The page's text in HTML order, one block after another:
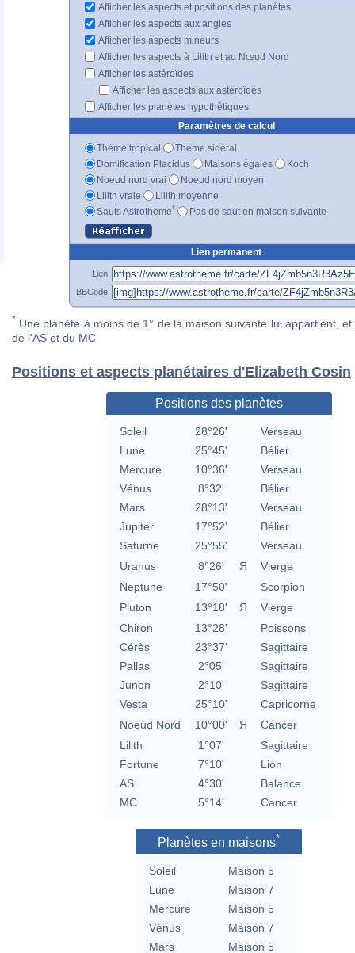
Afficher les aspects et positions des planètes
Afficher les aspects aux angles
Afficher les aspects mineurs
Afficher les aspects à Lilith et au Nœud Nord
Afficher les astéroïdes
Afficher les aspects aux astéroïdes
Afficher les planètes hypothétiques
Paramètres de calcul
Thème tropical
Thème sidéral
Domification Placidus
Maisons égales
Koch
Noeud nord vrai
Noeud nord moyen
Lilith vraie
Lilith moyenne
Sauts Astrotheme* Pas de saut en maison suivante
Lien permanent
Lien
BBCode
* Une planète à moins de 1° de la maison suivante lui appartient, et
de l'AS et du MC
Positions et aspects planétaires d'Elizabeth Cosin
Positions des planètes
Soleil 28°26'
Verseau
Lune
25°45'
Bélier
Mercure
10°36'
Verseau
Vénus
8°32'
Bélier
Mars
28°13'
Verseau
Jupiter
17°52'
Bélier
Saturne
25°55'
Verseau
Uranus
8°26' Я
Vierge
Neptune
17°50'
Scorpion
Pluton
13°18' Я
Vierge
Chiron
13°28'
Poissons
Cérès
23°37'
Sagittaire
Pallas
2°05'
Sagittaire
Junon
2°10'
Sagittaire
Vesta
25°10'
Capricorne
Noeud Nord
10°00' Я
Cancer
Lilith
1°07'
Sagittaire
Fortune
7°10'
Lion
AS
4°30'
Balance
MC
5°14' Cancer
Planètes en maisons*
Soleil
Maison 5
Lune
Maison 7
Mercure
Maison 5
Vénus
Maison 7
Mars
Maison 5